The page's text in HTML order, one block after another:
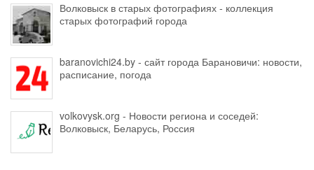
Волковыск в старых фотографиях - коллекция
старых фотографий города
baranovichi24.by - сайт города Барановичи: новости,
расписание, погода
volkovysk.org - Новости региона и соседей:
Волковыск, Беларусь, Россия